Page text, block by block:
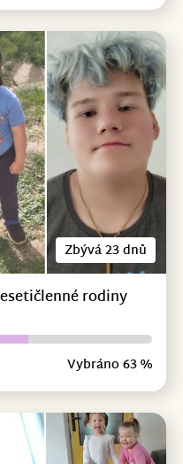
Zbývá 23 dnů
rodiny
Vybráno 63 %